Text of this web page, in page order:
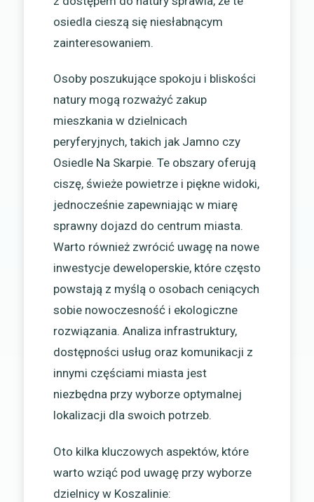
osiedla cieszą się niesłabnącym
zainteresowaniem.
Osoby poszukujące spokoju i bliskości
natury mogą rozważyć zakup
mieszkania w dzielnicach
peryferyjnych, takich jak Jamno czy
Osiedle Na Skarpie. Te obszary oferują
ciszę, świeże powietrze i piękne widoki,
jednocześnie zapewniając w miarę
sprawny dojazd do centrum miasta.
Warto również zwrócić uwagę na nowe
inwestycje deweloperskie, które często
powstają z myślą o osobach ceniących
sobie nowoczesność i ekologiczne
rozwiązania. Analiza infrastruktury,
dostępności usług oraz komunikacji z
innymi częściami miasta jest
niezbędna przy wyborze optymalnej
lokalizacji dla swoich potrzeb.
Oto kilka kluczowych aspektów, które
warto wziąć pod uwagę przy wyborze
dzielnicy w Koszalinie: